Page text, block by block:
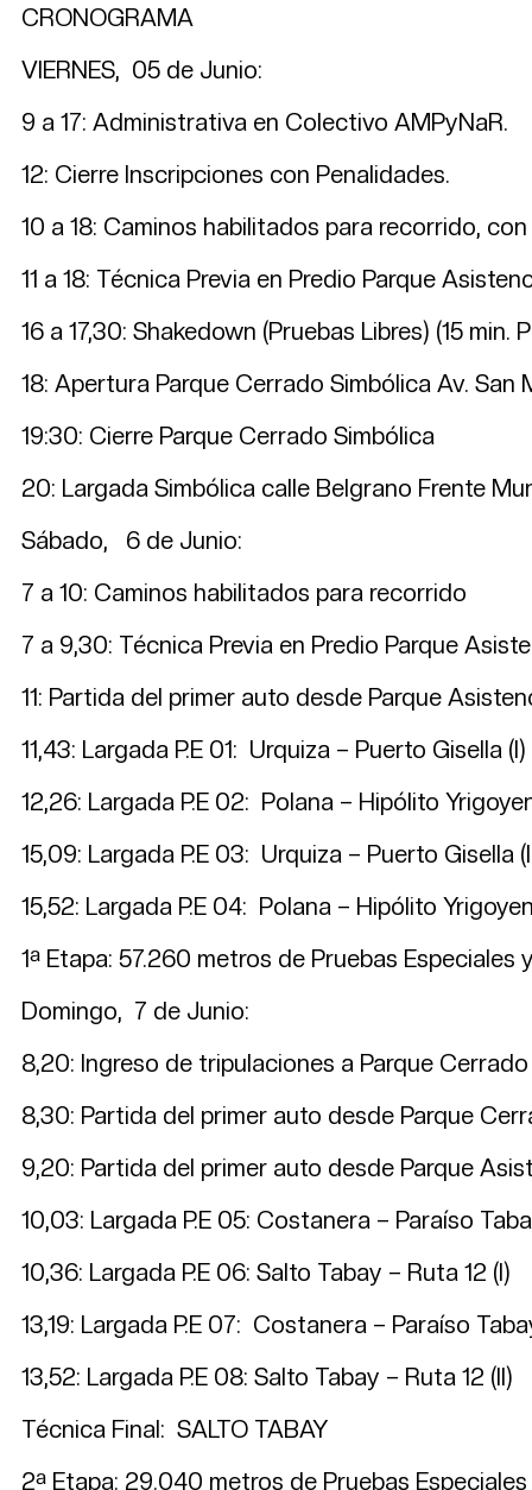
CRONOGRAMA
VIERNES, 05 de Junio:
9 a 17: Administrativa en Colectivo AMPyNaR.
12: Cierre Inscripciones con Penalidades.
10 a 18: Caminos habilitados para recorrido,
11 a 18: Técnica Previa en Predio Parque
16 a 17,30: Shakedown (Pruebas Libres) (15 min.
18: Apertura Parque Cerrado Simbólica Av. San
19:30: Cierre Parque Cerrado Simbólica
20: Largada Simbólica calle Belgrano Frente
Sábado, 6 de Junio:
7 a 10: Caminos habilitados para recorrido
7 a 9,30: Técnica Previa en Predio Parque
11: Partida del primer auto desde Parque
11,43: Largada P.E 01: Urquiza – Puerto Gisella (I)
12,26: Largada P.E 02: Polana – Hipólito
15,09: Largada P.E 03: Urquiza – Puerto Gisella
15,52: Largada P.E 04: Polana – Hipólito
1ª Etapa: 57.260 metros de Pruebas
Domingo, 7 de Junio:
8,20: Ingreso de tripulaciones a Parque Cerrado
8,30: Partida del primer auto desde Parque
9,20: Partida del primer auto desde Parque
10,03: Largada P.E 05: Costanera –
10,36: Largada P.E 06: Salto Tabay – Ruta 12 (I)
13,19: Largada P.E 07: Costanera – Paraíso
13,52: Largada P.E 08: Salto Tabay – Ruta 12 (II)
Técnica Final: SALTO TABAY
2ª Etapa: 29.040 metros de Pruebas